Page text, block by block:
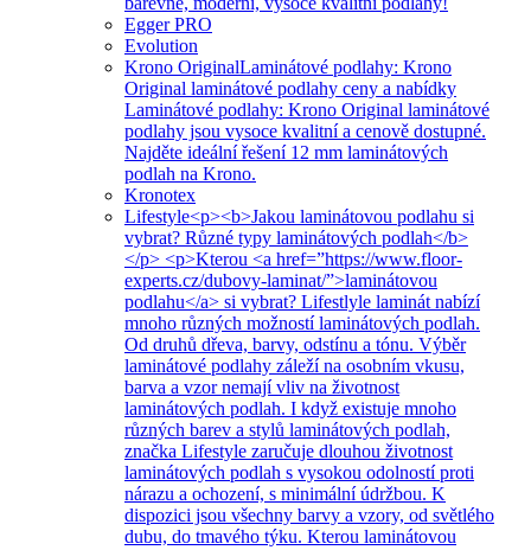
Egger PRO
Evolution
Krono OriginalLaminátové podlahy: Krono
Original laminátové podlahy ceny a nabídky
Laminátové podlahy: Krono Original laminátové
podlahy jsou vysoce kvalitní a cenově dostupné.
Najděte ideální řešení 12 mm laminátových
podlah na Krono.
Kronotex
Lifestyle<p><b>Jakou laminátovou podlahu si
vybrat? Různé typy laminátových podlah</b>
</p> <p>Kterou <a href=”https://www.floor-
experts.cz/dubovy-laminat/”>laminátovou
podlahu</a> si vybrat? Lifestlyle laminát nabízí
mnoho různých možností laminátových podlah.
Od druhů dřeva, barvy, odstínu a tónu. Výběr
laminátové podlahy záleží na osobním vkusu,
barva a vzor nemají vliv na životnost
laminátových podlah. I když existuje mnoho
různých barev a stylů laminátových podlah,
značka Lifestyle zaručuje dlouhou životnost
laminátových podlah s vysokou odolností proti
nárazu a ochození, s minimální údržbou. K
dispozici jsou všechny barvy a vzory, od světlého
dubu, do tmavého týku. Kterou laminátovou